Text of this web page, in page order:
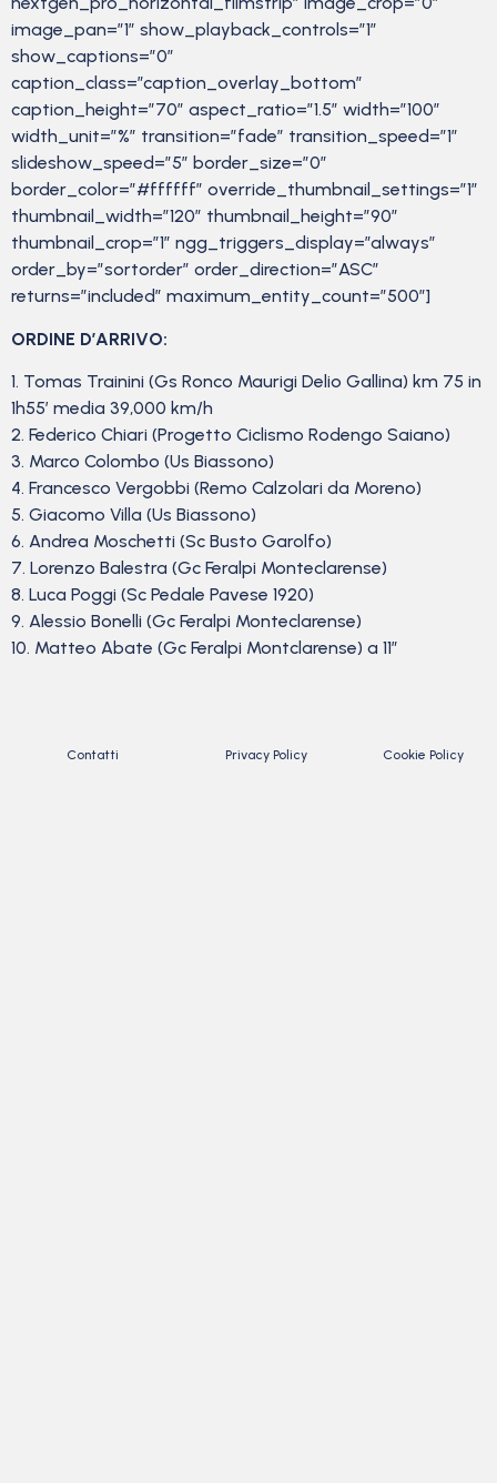
image_pan=”1″ show_playback_controls=”1″
show_captions=”0″
caption_class=”caption_overlay_bottom”
caption_height=”70″ aspect_ratio=”1.5″ width=”100″
width_unit=”%” transition=”fade” transition_speed=”1″
slideshow_speed=”5″ border_size=”0″
border_color=”#ffffff” override_thumbnail_settings=”1″
thumbnail_width=”120″ thumbnail_height=”90″
thumbnail_crop=”1″ ngg_triggers_display=”always”
order_by=”sortorder” order_direction=”ASC”
returns=”included” maximum_entity_count=”500″]
ORDINE D’ARRIVO:
1. Tomas Trainini (Gs Ronco Maurigi Delio Gallina) km 75 in
1h55′ media 39,000 km/h
2. Federico Chiari (Progetto Ciclismo Rodengo Saiano)
3. Marco Colombo (Us Biassono)
4. Francesco Vergobbi (Remo Calzolari da Moreno)
5. Giacomo Villa (Us Biassono)
6. Andrea Moschetti (Sc Busto Garolfo)
7. Lorenzo Balestra (Gc Feralpi Monteclarense)
8. Luca Poggi (Sc Pedale Pavese 1920)
9. Alessio Bonelli (Gc Feralpi Monteclarense)
10. Matteo Abate (Gc Feralpi Montclarense) a 11″
Contatti Privacy Policy Cookie Policy